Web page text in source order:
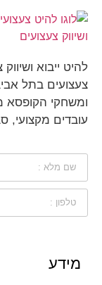
להיט ייבוא
צעצועים בתל
עובדים מקצועי,
מידע